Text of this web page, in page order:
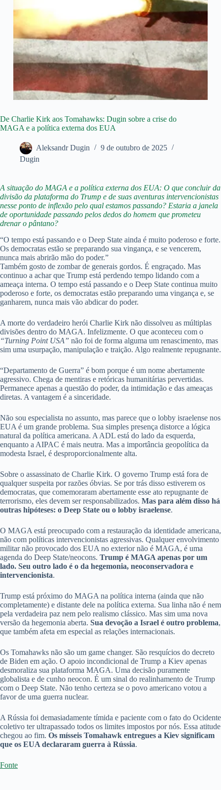
De Charlie Kirk aos Tomahawks: Dugin sobre a crise do
MAGA e a política externa dos EUA
Aleksandr Dugin
9 de outubro de 2025
Dugin
A situação do MAGA e a política externa dos EUA: O que concluir da
divisão da plataforma do Trump e de suas aventuras intervencionistas
nesse ponto de inflexão pelo qual estamos passando? Estaria a janela
de oportunidade passando pelos dedos do homem que prometeu
drenar o pântano?
“O tempo está passando e o Deep State ainda é muito poderoso e forte.
Os democratas estão se preparando sua vingança, e se vencerem,
nunca mais abrirão mão do poder.”
Também gosto de zombar de generais gordos. É engraçado. Mas
continuo a achar que Trump está perdendo tempo lidando com a
ameaça interna. O tempo está passando e o Deep State continua muito
poderoso e forte, os democratas estão preparando uma vingança e, se
ganharem, nunca mais vão abdicar do poder.
A morte do verdadeiro herói Charlie Kirk não dissolveu as múltiplas
divisões dentro do MAGA. Infelizmente. O que aconteceu com o
“Turning Point USA” não foi de forma alguma um renascimento, mas
sim uma usurpação, manipulação e traição. Algo realmente repugnante.
“Departamento de Guerra” é bom porque é um nome abertamente
agressivo. Chega de mentiras e retóricas humanitárias pervertidas.
Permanece apenas a questão do poder, da intimidação e das ameaças
diretas. A vantagem é a sinceridade.
Não sou especialista no assunto, mas parece que o lobby israelense nos
EUA é um grande problema. Sua simples presença distorce a lógica
natural da política americana. A ADL está do lado da esquerda,
enquanto a AIPAC é mais neutra. Mas a importância geopolítica da
modesta Israel, é desproporcionalmente alta.
Sobre o assassinato de Charlie Kirk. O governo Trump está fora de
qualquer suspeita por razões óbvias. Se por trás disso estiverem os
democratas, que comemoraram abertamente esse ato repugnante de
terrorismo, eles devem ser responsabilizados. Mas para além disso há
outras hipóteses: o Deep State ou o lobby israelense.
O MAGA está preocupado com a restauração da identidade americana,
não com políticas intervencionistas agressivas. Qualquer envolvimento
militar não provocado dos EUA no exterior não é MAGA, é uma
agenda do Deep State/neocons. Trump é MAGA apenas por um
lado. Seu outro lado é o da hegemonia, neoconservadora e
intervencionista.
Trump está próximo do MAGA na política interna (ainda que não
completamente) e distante dele na política externa. Sua linha não é nem
pela verdadeira paz nem pelo realismo clássico. Mas sim uma nova
versão da hegemonia aberta. Sua devoção a Israel é outro problema,
que também afeta em especial as relações internacionais.
Os Tomahawks não são um game changer. São resquícios do decreto
de Biden em ação. O apoio incondicional de Trump a Kiev apenas
desmoraliza sua plataforma MAGA. Uma decisão puramente
globalista e de cunho neocon. É um sinal do realinhamento de Trump
com o Deep State. Não tenho certeza se o povo americano votou a
favor de uma guerra nuclear.
A Rússia foi demasiadamente tímida e paciente com o fato do Ocidente
coletivo ter ultrapassado todos os limites impostos por nós. Essa atitude
chegou ao fim. Os mísseis Tomahawk entregues a Kiev significam
que os EUA declararam guerra à Rússia.
Fonte